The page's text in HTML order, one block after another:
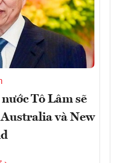
Tô Lâm sẽ
và New